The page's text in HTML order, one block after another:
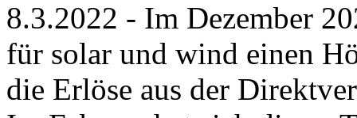
8.3.2022 - Im Dezember
für solar und wind einen
die Erlöse aus der